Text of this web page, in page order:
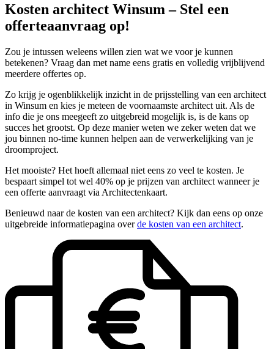
Kosten architect Winsum – Stel een
offerteaanvraag op!
Zou je intussen weleens willen zien wat we voor je kunnen
betekenen? Vraag dan met name eens gratis en volledig vrijblijvend
meerdere offertes op.
Zo krijg je ogenblikkelijk inzicht in de prijsstelling van een architect
in Winsum en kies je meteen de voornaamste architect uit. Als de
info die je ons meegeeft zo uitgebreid mogelijk is, is de kans op
succes het grootst. Op deze manier weten we zeker weten dat we
jou binnen no-time kunnen helpen aan de verwerkelijking van je
droomproject.
Het mooiste? Het hoeft allemaal niet eens zo veel te kosten. Je
bespaart simpel tot wel 40% op je prijzen van architect wanneer je
een offerte aanvraagt via Architectenkaart.
Benieuwd naar de kosten van een architect? Kijk dan eens op onze
uitgebreide informatiepagina overde kosten van een architect.